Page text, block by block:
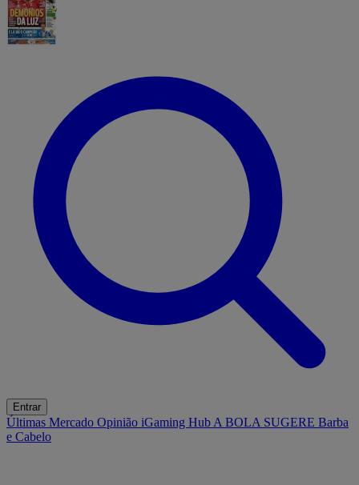
Entrar
Últimas Mercado Opinião iGaming Hub A BOLA SUGERE Barba
e Cabelo